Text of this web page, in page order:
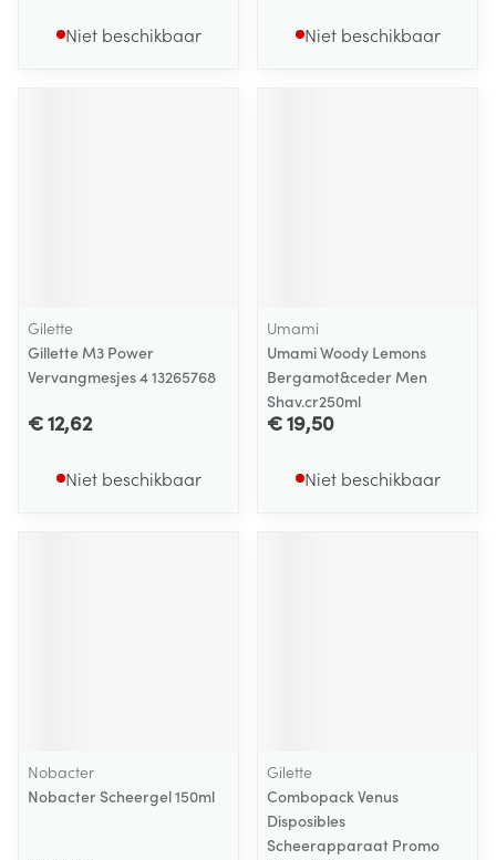
Niet beschikbaar Niet beschikbaar
Gilette
Gillette M3 Power
Vervangmesjes 4 13265768
€ 12,62
Niet beschikbaar
Umami
Umami Woody Lemons
Bergamot&ceder Men
Shav.cr250ml
€ 19,50
Niet beschikbaar
Nobacter
Nobacter Scheergel 150ml
Gilette
Combopack Venus
Disposibles
Scheerapparaat Promo